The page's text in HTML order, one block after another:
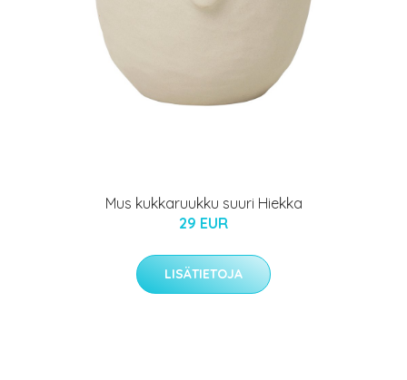
Mus kukkaruukku suuri Hiekka
29 EUR
LISÄTIETOJA